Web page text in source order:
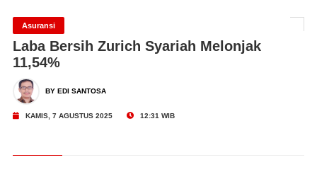
Asuransi
Laba Bersih Zurich Syariah Melonjak
11,54%
BY EDI SANTOSA
KAMIS, 7 AGUSTUS 2025 12:31 WIB